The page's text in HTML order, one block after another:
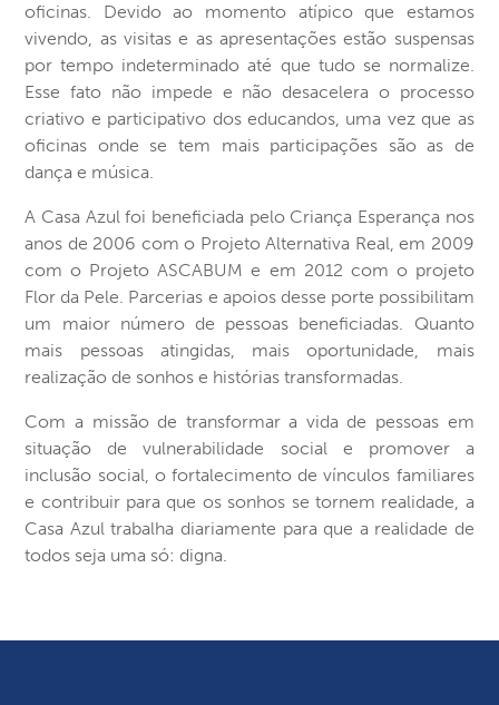
oficinas. Devido ao momento atípico que estamos
vivendo, as visitas e as apresentações estão suspensas
por tempo indeterminado até que tudo se normalize.
Esse fato não impede e não desacelera o processo
criativo e participativo dos educandos, uma vez que as
oficinas onde se tem mais participações são as de
dança e música.
A Casa Azul foi beneficiada pelo Criança Esperança nos
anos de 2006 com o Projeto Alternativa Real, em 2009
com o Projeto ASCABUM e em 2012 com o projeto
Flor da Pele. Parcerias e apoios desse porte possibilitam
um maior número de pessoas beneficiadas. Quanto
mais pessoas atingidas, mais oportunidade, mais
realização de sonhos e histórias transformadas.
Com a missão de transformar a vida de pessoas em
situação de vulnerabilidade social e promover a
inclusão social, o fortalecimento de vínculos familiares
e contribuir para que os sonhos se tornem realidade, a
Casa Azul trabalha diariamente para que a realidade de
todos seja uma só: digna.